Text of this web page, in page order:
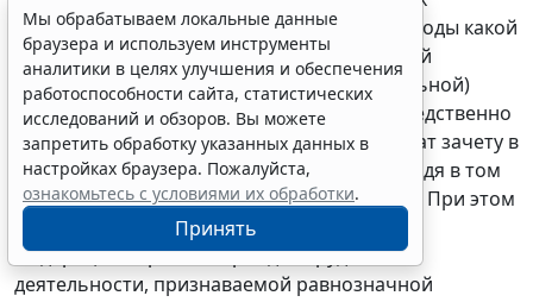
трудовой пенсии, вправе определять, периоды какой
трудовой деятельности, предшествовавшей
государственной гражданской (муниципальной)
службе, помимо предусмотренной непосредственно
федеральным законодательством, подлежат зачету в
стаж, дающий право на такую пенсию, исходя в том
числе из своих финансовых возможностей. При этом
закрепление в законе субъекта Российской
Федерации перечня периодов трудовой
деятельности, признаваемой равнозначной
Мы обрабатываем локальные данные
браузера и используем инструменты
аналитики в целях улучшения и обеспечения
работоспособности сайта, статистических
исследований и обзоров. Вы можете
запретить обработку указанных данных в
настройках браузера. Пожалуйста,
ознакомьтесь с условиями их обработки.
Принять